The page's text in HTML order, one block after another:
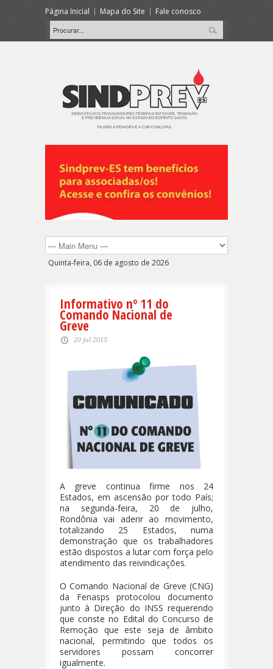
Página Inicial Mapa do Site Fale conosco
Quinta-feira, 06 de agosto de 2026
Informativo nº 11 do
Comando Nacional de
Greve
20 jul 2015
A greve continua firme nos 24
Estados, em ascensão por todo País;
na segunda-feira, 20 de julho,
Rondônia vai aderir ao movimento,
totalizando 25 Estados, numa
demonstração que os trabalhadores
estão dispostos a lutar com força pelo
atendimento das reivindicações.
O Comando Nacional de Greve (CNG)
da Fenasps protocolou documento
junto à Direção do INSS requerendo
que conste no Edital do Concurso de
Remoção que este seja de âmbito
nacional, permitindo que todos os
servidores possam concorrer
igualmente.